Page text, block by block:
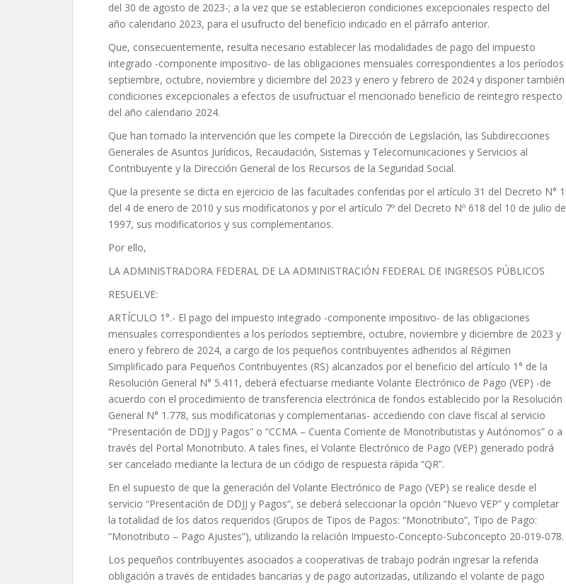
del 30 de agosto de 2023-; a la vez que se establecieron condiciones excepcionales respecto del
año calendario 2023, para el usufructo del beneficio indicado en el párrafo anterior.
Que, consecuentemente, resulta necesario establecer las modalidades de pago del impuesto
integrado -componente impositivo- de las obligaciones mensuales correspondientes a los períodos
septiembre, octubre, noviembre y diciembre del 2023 y enero y febrero de 2024 y disponer también
condiciones excepcionales a efectos de usufructuar el mencionado beneficio de reintegro respecto
del año calendario 2024.
Que han tomado la intervención que les compete la Dirección de Legislación, las Subdirecciones
Generales de Asuntos Jurídicos, Recaudación, Sistemas y Telecomunicaciones y Servicios al
Contribuyente y la Dirección General de los Recursos de la Seguridad Social.
Que la presente se dicta en ejercicio de las facultades conferidas por el artículo 31 del Decreto N° 1
del 4 de enero de 2010 y sus modificatorios y por el artículo 7º del Decreto Nº 618 del 10 de julio de
1997, sus modificatorios y sus complementarios.
Por ello,
LA ADMINISTRADORA FEDERAL DE LA ADMINISTRACIÓN FEDERAL DE INGRESOS PÚBLICOS
RESUELVE:
ARTÍCULO 1°.- El pago del impuesto integrado -componente impositivo- de las obligaciones
mensuales correspondientes a los períodos septiembre, octubre, noviembre y diciembre de 2023 y
enero y febrero de 2024, a cargo de los pequeños contribuyentes adheridos al Régimen
Simplificado para Pequeños Contribuyentes (RS) alcanzados por el beneficio del artículo 1° de la
Resolución General N° 5.411, deberá efectuarse mediante Volante Electrónico de Pago (VEP) -de
acuerdo con el procedimiento de transferencia electrónica de fondos establecido por la Resolución
General N° 1.778, sus modificatorias y complementarias- accediendo con clave fiscal al servicio
“Presentación de DDJJ y Pagos” o “CCMA – Cuenta Corriente de Monotributistas y Autónomos” o a
través del Portal Monotributo. A tales fines, el Volante Electrónico de Pago (VEP) generado podrá
ser cancelado mediante la lectura de un código de respuesta rápida “QR”.
En el supuesto de que la generación del Volante Electrónico de Pago (VEP) se realice desde el
servicio “Presentación de DDJJ y Pagos”, se deberá seleccionar la opción “Nuevo VEP” y completar
la totalidad de los datos requeridos (Grupos de Tipos de Pagos: “Monotributo”, Tipo de Pago:
“Monotributo – Pago Ajustes”), utilizando la relación Impuesto-Concepto-Subconcepto 20-019-078.
Los pequeños contribuyentes asociados a cooperativas de trabajo podrán ingresar la referida
obligación a través de entidades bancarias y de pago autorizadas, utilizando el volante de pago